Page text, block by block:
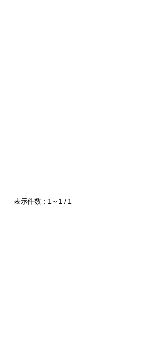
表示件数：1～1 / 1